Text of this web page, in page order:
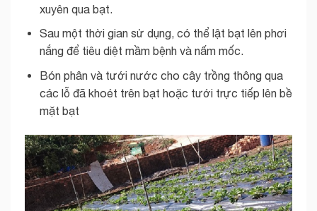
xuyên qua bạt.
Sau một thời gian sử dụng, có thể lật bạt lên phơi
nắng để tiêu diệt mầm bệnh và nấm mốc.
Bón phân và tưới nước cho cây trồng thông qua
các lỗ đã khoét trên bạt hoặc tưới trực tiếp lên bề
mặt bạt